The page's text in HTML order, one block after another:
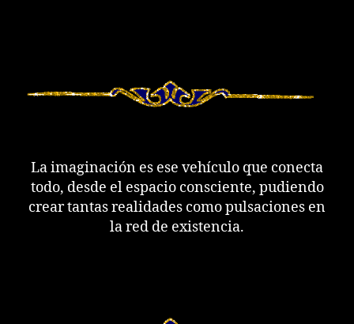
La imaginación es ese vehículo que conecta
todo, desde el espacio consciente, pudiendo
crear tantas realidades como pulsaciones en
la red de existencia.